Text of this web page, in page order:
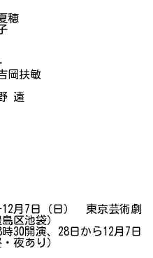
穂
岡扶敏
遠
月7日（日） 東京芸術劇
区池袋）
30開演、28日から12月7日
夜あり）